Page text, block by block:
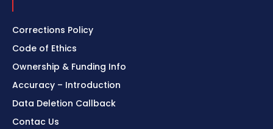
Corrections Policy
Code of Ethics
Ownership & Funding Info
Accuracy – Introduction
Data Deletion Callback
Contac Us